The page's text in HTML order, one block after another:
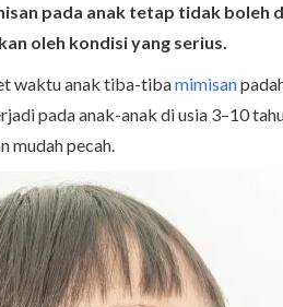
pada anak tetap tidak boleh
oleh kondisi yang serius.
waktu anak tiba-tibamimisan
pada anak-anak di usia 3–10
mudah pecah.